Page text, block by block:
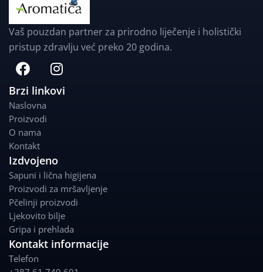
Vaš pouzdan partner za prirodno liječenje i holistički
pristup zdravlju već preko 20 godina.
F
a
c
e
b
o
o
k
I
n
s
a
m
Brzi linkovi
Naslovna
Proizvodi
O nama
Kontakt
Izdvojeno
Sapuni i lična higijena
Proizvodi za mršavljenje
Pčelinji proizvodi
Ljekovito bilje
Gripa i prehlada
Kontakt informacije
Telefon